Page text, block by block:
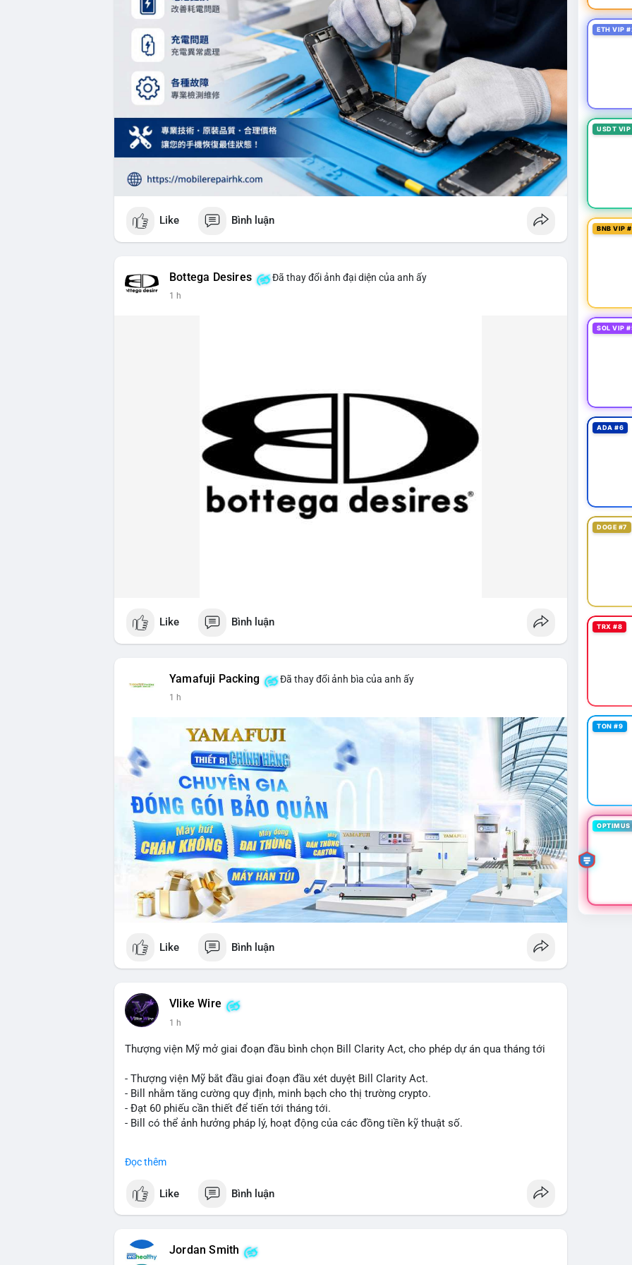
Like Bình luận
Bottega Desires Đã thay đổi ảnh đại diện của anh ấy
1 h
Like Bình luận
Yamafuji Packing Đã thay đổi ảnh bìa của anh ấy
1 h
Like Bình luận
Vlike Wire
1 h
Thượng viện Mỹ mở giai đoạn đầu bình chọn Bill Clarity Act, cho phép dự án qua tháng tới
- Thượng viện Mỹ bắt đầu giai đoạn đầu xét duyệt Bill Clarity Act.
- Bill nhằm tăng cường quy định, minh bạch cho thị trường crypto.
- Đạt 60 phiếu cần thiết để tiến tới tháng tới.
- Bill có thể ảnh hưởng pháp lý, hoạt động của các đồng tiền kỹ thuật số.
#vlikevn #titanbot
📰 Nguồn: CoinDesk
Đọc thêm
Like Bình luận
Jordan Smith
ETH VIP
USDT
BNB VIP
SOL VIP
ADA #6
DOGE #7
TRX #8
TON #9
OPTIMUS